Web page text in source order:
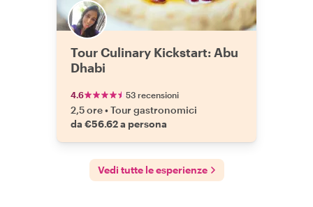
Tour Culinary Kickstart: Abu
Dhabi
4.6 53 recensioni
2,5 ore•Tour gastronomici
da €56.62 a persona
Vedi tutte le esperienze